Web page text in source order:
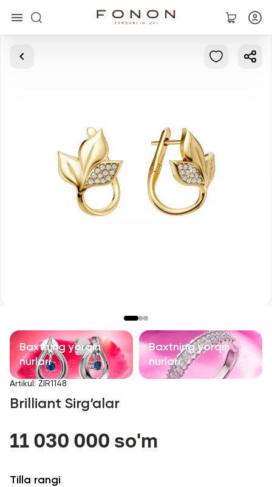
Asosiy
Bilaguzuklar
Aksessuarlar
Barcha
Biz haqimizda
Do'kon topish
Sevimli
Baxtning yorqin
nurlari
Baxtning yorqin
nurlari
Artikul : ZIR1148
Brilliant Sirg‘alar
11 030 000 so'm
Tilla rangi